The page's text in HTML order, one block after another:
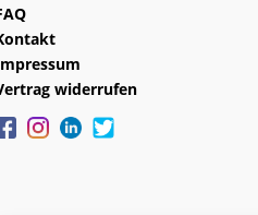
widerrufen